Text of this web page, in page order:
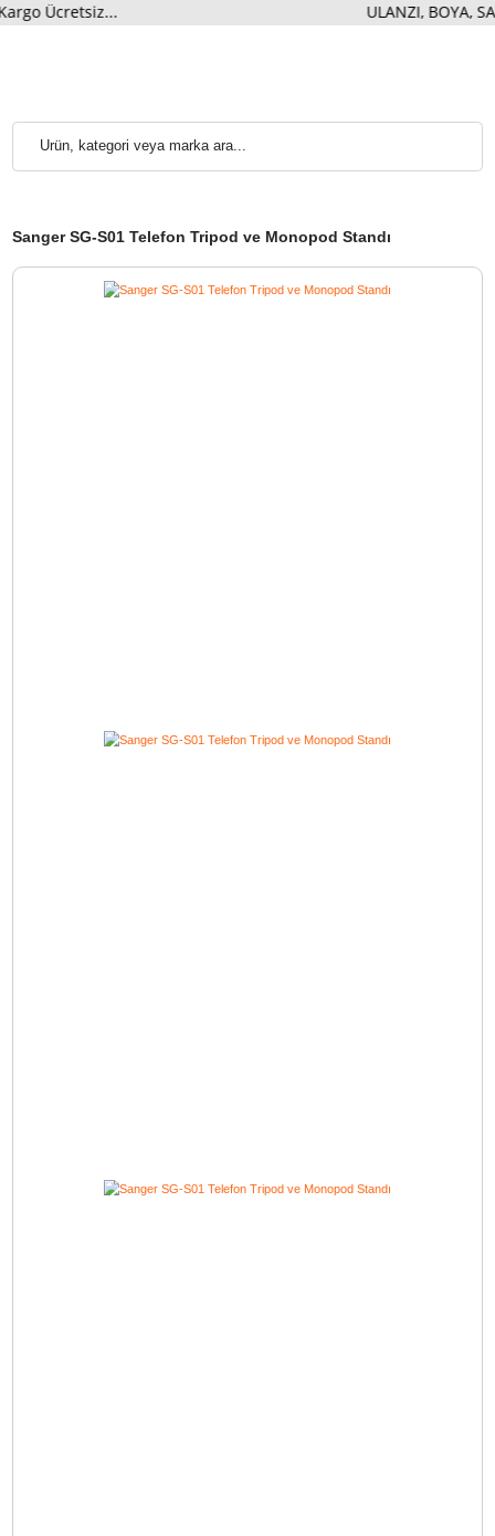
Sanger SG-S01 Telefon Tripod ve Monopod Standı
Ücretsiz... ULANZI,